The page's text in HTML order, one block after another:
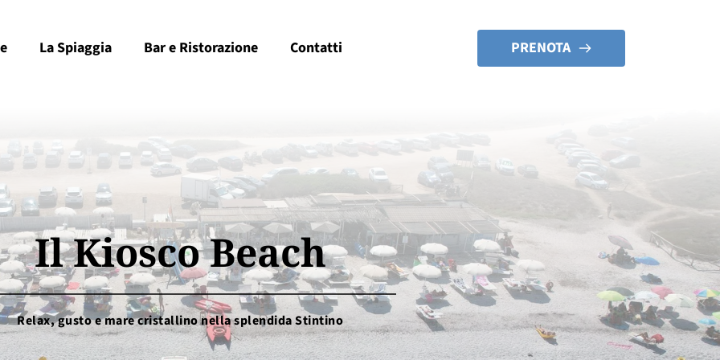
La Spiaggia Bar e Ristorazione Contatti PRENOTA
Il Kiosco Beach
Relax, gusto e mare cristallino nella splendida Stintino